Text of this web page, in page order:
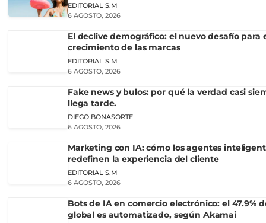
EDITORIAL S.M
6 AGOSTO, 2026
El declive demográfico: el nuevo desafío para
crecimiento de las marcas
EDITORIAL S.M
6 AGOSTO, 2026
Fake news y bulos: por qué la verdad casi
llega tarde.
DIEGO BONASORTE
6 AGOSTO, 2026
Marketing con IA: cómo los agentes
redefinen la experiencia del cliente
EDITORIAL S.M
6 AGOSTO, 2026
Bots de IA en comercio electrónico: el 47.9%
global es automatizado, según Akamai